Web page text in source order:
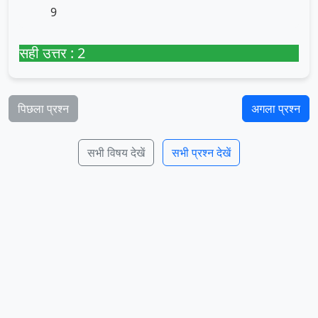
9
सही उत्तर : 2
पिछला प्रश्न अगला प्रश्न
सभी विषय देखें सभी प्रश्न देखें